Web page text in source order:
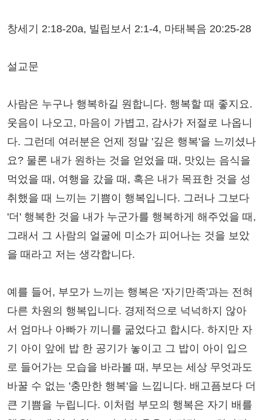
창세기 2:18-20a, 빌립보서 2:1-4, 마태복음 20:25-28
설교문
사람은 누구나 행복하길 원합니다. 행복할 때 좋지요.
웃음이 나오고, 마음이 가볍고, 감사가 저절로 나옵니
다. 그런데 여러분은 언제 정말 '깊은 행복'을 느끼셨나
요? 물론 내가 원하는 것을 얻었을 때, 맛있는 음식을
먹었을 때, 여행을 갔을 때, 혹은 내가 목표한 것을 성
취했을 때 느끼는 기쁨이 행복입니다. 그러나 그보다
'더' 행복한 것을 내가 누군가를 행복하게 해주었을 때,
그래서 그 사람의 얼굴에 미소가 피어나는 것을 보았
을 때라고 저는 생각합니다.
예를 들어, 부모가 느끼는 행복은 '자기만족'과는 전혀
다른 차원의 행복입니다. 경제적으로 넉넉하지 않아
서 엄마나 아빠가 끼니를 굶었다고 합시다. 하지만 자
기 아이 앞에 밥 한 공기가 놓이고 그 밥이 아이 입으
로 들어가는 모습을 바라볼 때, 부모는 세상 무엇과도
바꿀 수 없는 '충만한 행복'을 느낍니다. 배고픔보다 더
큰 기쁨을 누립니다. 이처럼 부모의 행복은 자기 배를